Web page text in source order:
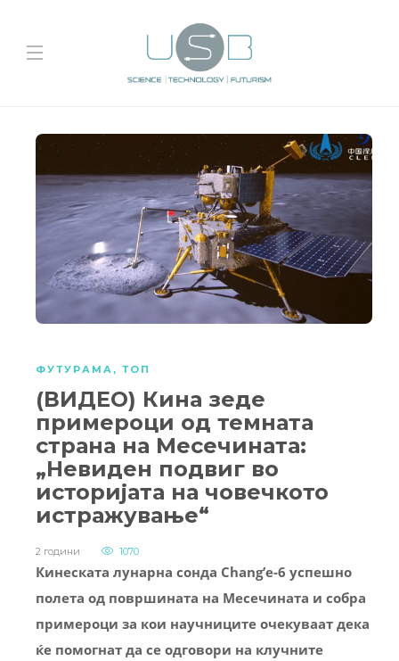
ФУТУРАМА , ТОП
(ВИДЕО) Кина зеде
примероци од темната
страна на Месечината:
„Невиден подвиг во
историјата на човечкото
истражување“
2 години 1070
Кинеската лунарна сонда Chang’e-6 успешно
полета од површината на Месечината и собра
примероци за кои научниците очекуваат дека
ќе помогнат да се одговори на клучните